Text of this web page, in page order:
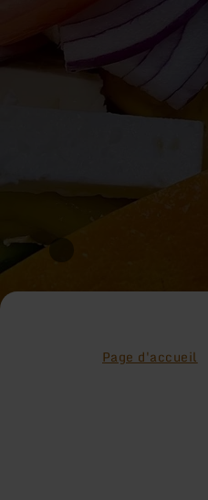
Page d'accueil